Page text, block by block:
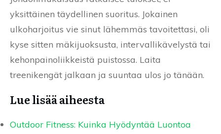
yksittäinen täydellinen suoritus. Jokainen
ulkoharjoitus vie sinut lähemmäs tavoitettasi, oli
kyse sitten mäkijuoksusta, intervallikävelystä tai
kehonpainoliikkeistä puistossa. Laita
treenikengät jalkaan ja suuntaa ulos jo tänään.
Lue lisää aiheesta
Outdoor Fitness: Kuinka Hyödyntää Luontoa